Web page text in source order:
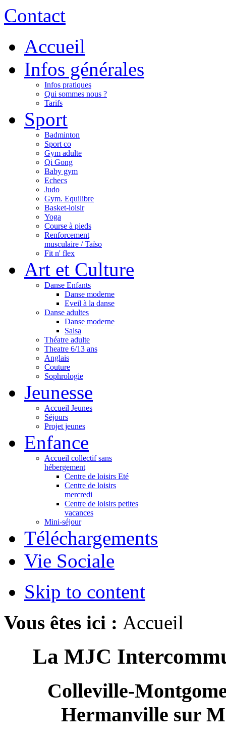
Contact
Accueil
Infos générales
Infos pratiques
Qui sommes nous ?
Tarifs
Sport
Badminton
Sport co
Gym adulte
Qi Gong
Baby gym
Echecs
Judo
Gym. Equilibre
Basket-loisir
Yoga
Course à pieds
Renforcement
musculaire / Taïso
Fit n' flex
Art et Culture
Danse Enfants
Danse moderne
Eveil à la danse
Danse adultes
Danse moderne
Salsa
Théatre adulte
Theatre 6/13 ans
Anglais
Couture
Sophrologie
Jeunesse
Accueil Jeunes
Séjours
Projet jeunes
Enfance
Accueil collectif sans
hébergement
Centre de loisirs Eté
Centre de loisirs
mercredi
Centre de loisirs petites
vacances
Mini-séjour
Téléchargements
Vie Sociale
Skip to content
Vous êtes ici : Accueil
La MJC
Colleville-
Hermanville sur